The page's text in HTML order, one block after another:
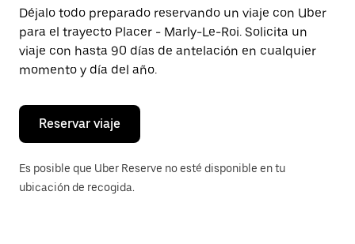
fecha.
Pulsa
el
botón
de
escape
cerrar
calendario.
Déjalo todo preparado reservando un viaje con Uber
para el trayecto Placer - Marly-Le-Roi. Solicita un
viaje con hasta 90 días de antelación en cualquier
momento y día del año.
Reservar viaje
Es posible que Uber Reserve no esté disponible en tu
ubicación de recogida.